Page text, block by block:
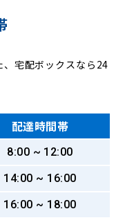
宅配ボックスなら24
配達時間帯
8:00 ~ 12:00
14:00 ~ 16:00
16:00 ~ 18:00